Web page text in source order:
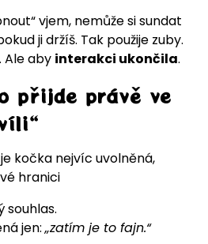
vjem, nemůže si sundat
ji držíš. Tak použije zuby.
Ale aby interakci ukončila.
přijde právě ve
kočka nejvíc uvolněná,
hranici
souhlas.
jen:„zatím je to fajn.“